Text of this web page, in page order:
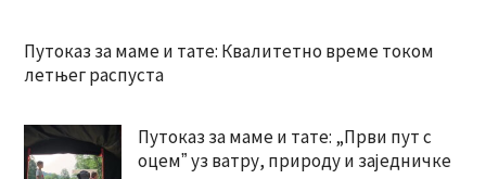
Путоказ за маме и тате: Квалитетно време током
летњег распуста
Путоказ за маме и тате: „Први пут с
оцемˮ уз ватру, природу и заједничке